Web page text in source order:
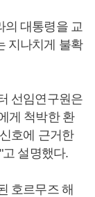
의 대통령을 교
지나치게 불확
선임연구원은
게 척박한 환
호에 근거한
설명했다.
호르무즈 해